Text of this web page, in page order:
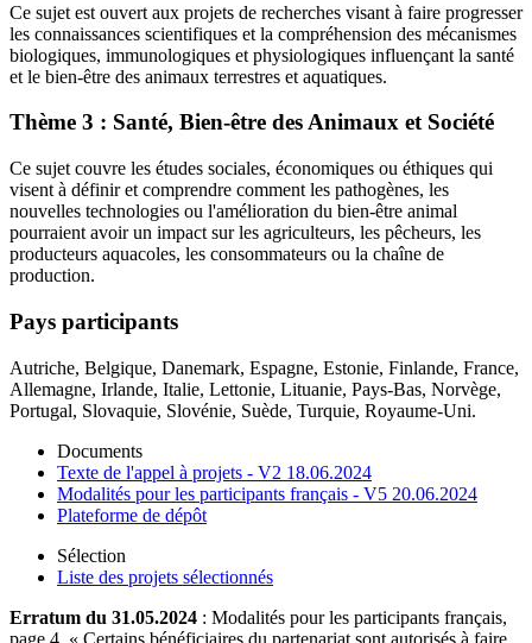
Ce sujet est ouvert aux projets de recherches visant à faire progresser
les connaissances scientifiques et la compréhension des mécanismes
biologiques, immunologiques et physiologiques influençant la santé
et le bien-être des animaux terrestres et aquatiques.
Thème 3 : Santé, Bien-être des Animaux et Société
Ce sujet couvre les études sociales, économiques ou éthiques qui
visent à définir et comprendre comment les pathogènes, les
nouvelles technologies ou l'amélioration du bien-être animal
pourraient avoir un impact sur les agriculteurs, les pêcheurs, les
producteurs aquacoles, les consommateurs ou la chaîne de
production.
Pays participants
Autriche, Belgique, Danemark, Espagne, Estonie, Finlande, France,
Allemagne, Irlande, Italie, Lettonie, Lituanie, Pays-Bas, Norvège,
Portugal, Slovaquie, Slovénie, Suède, Turquie, Royaume-Uni.
Documents
Texte de l'appel à projets - V2 18.06.2024
Modalités pour les participants français - V5 20.06.2024
Plateforme de dépôt
Sélection
Liste des projets sélectionnés
Erratum du 31.05.2024 : Modalités pour les participants français,
page 4, « Certains bénéficiaires du partenariat sont autorisés à faire